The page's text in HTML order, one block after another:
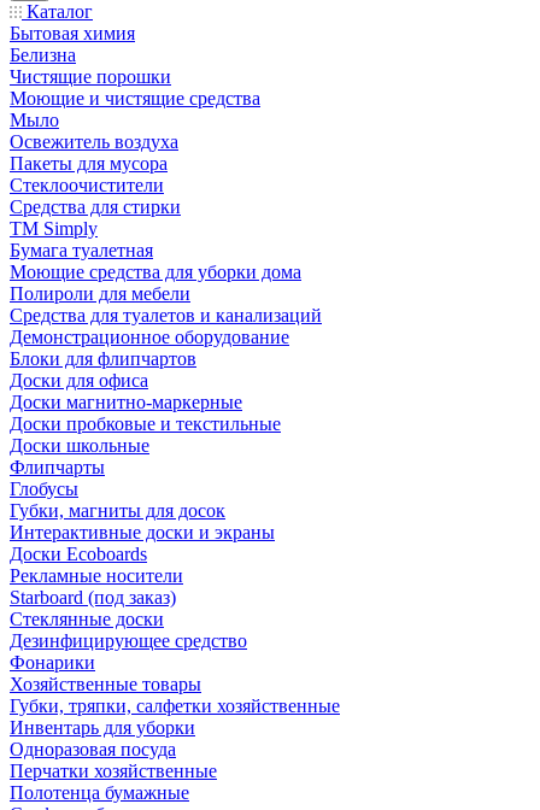
Каталог
Бытовая химия
Белизна
Чистящие порошки
Моющие и чистящие средства
Мыло
Освежитель воздуха
Пакеты для мусора
Стеклоочистители
Средства для стирки
TM Simply
Бумага туалетная
Моющие средства для уборки дома
Полироли для мебели
Средства для туалетов и канализаций
Демонстрационное оборудование
Блоки для флипчартов
Доски для офиса
Доски магнитно-маркерные
Доски пробковые и текстильные
Доски школьные
Флипчарты
Глобусы
Губки, магниты для досок
Интерактивные доски и экраны
Доски Ecoboards
Рекламные носители
Starboard (под заказ)
Стеклянные доски
Дезинфицирующее средство
Фонарики
Хозяйственные товары
Губки, тряпки, салфетки хозяйственные
Инвентарь для уборки
Одноразовая посуда
Перчатки хозяйственные
Полотенца бумажные